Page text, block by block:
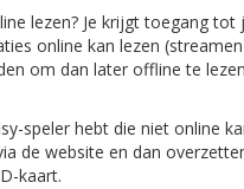
lezen? Je krijgt toegang
online kan lezen
om dan later offline te
speler hebt die niet online
de website en dan
kaart.